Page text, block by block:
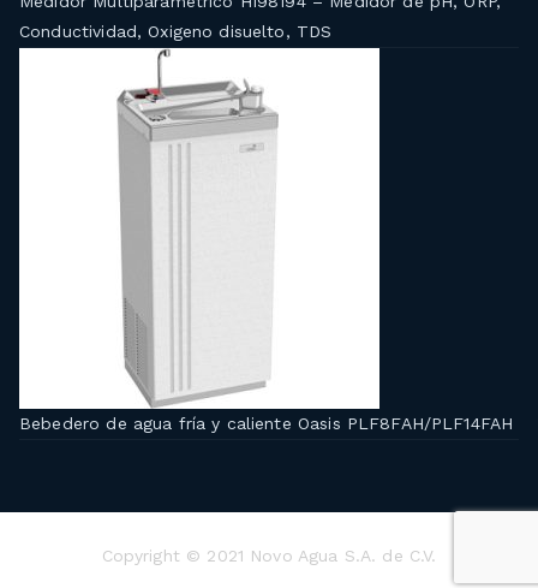
Conductividad, Oxigeno disuelto, TDS
Bebedero de agua fría y caliente Oasis PLF8FAH/PLF14FAH
Copyright © 2021 Novo Agua S.A. de C.V.